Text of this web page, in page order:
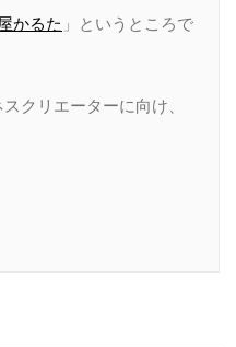
かるた 」というところで
クリエーターに向け、